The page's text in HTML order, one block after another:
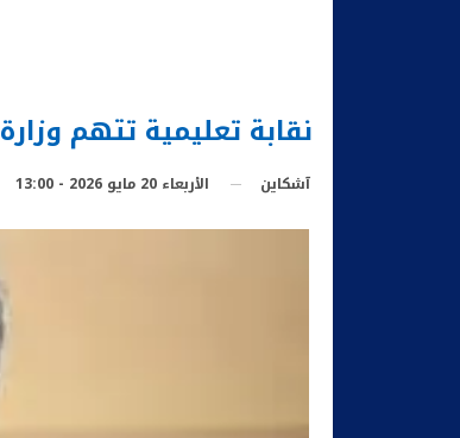
نقابة تعليمية تتهم
آشكاين الأربعاء 20 مايو 2026 - 13:00